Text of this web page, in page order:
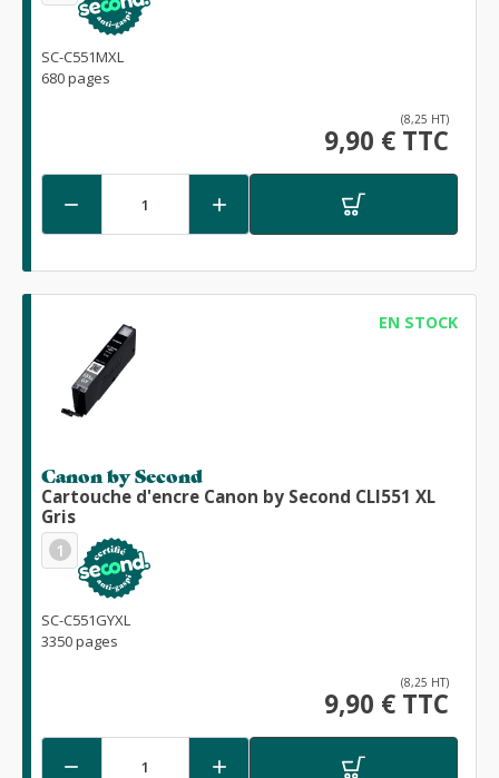
SC-C551MXL
680 pages
(8,25 HT)
9,90 € TTC
 
EN STOCK
Canon by Second
Cartouche d'encre Canon by Second CLI551 XL
Gris
1
SC-C551GYXL
3350 pages
(8,25 HT)
9,90 € TTC
 